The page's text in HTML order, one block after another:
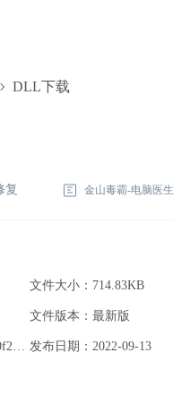
DLL下载
修复
复 金山毒霸-电脑医生
文件大小：714.83KB
文件版本：最新版
文件MD5：9912414e9c5b62603afd40f2013fac53 发布日期：2022-09-13